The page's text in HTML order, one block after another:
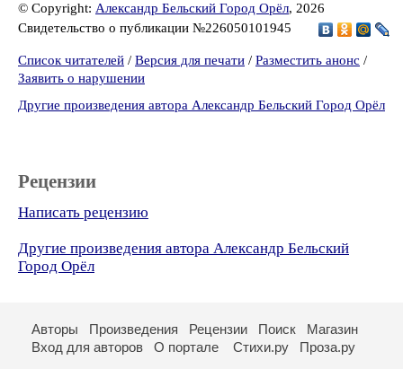
© Copyright: Александр Бельский Город Орёл, 2026
Свидетельство о публикации №226050101945
Список читателей / Версия для печати / Разместить анонс /
Заявить о нарушении
Другие произведения автора Александр Бельский Город Орёл
Рецензии
Написать рецензию
Другие произведения автора Александр Бельский
Город Орёл
Авторы Произведения Рецензии Поиск
Магазин
Вход для авторов
О портале Стихи.ру Проза.ру